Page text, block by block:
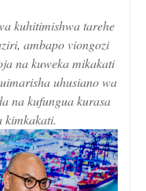
kuhitimishwa tarehe
ambapo viongozi
na kuweka mikakati
uhusiano wa
na kufungua kurasa
kimkakati.